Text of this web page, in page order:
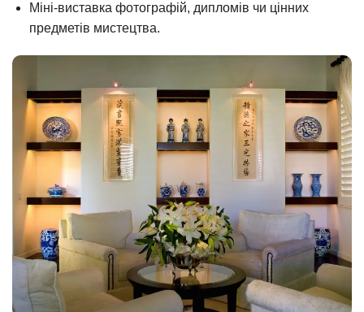
Міні-виставка фотографій, дипломів чи цінних
предметів мистецтва.